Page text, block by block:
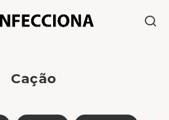
Cação